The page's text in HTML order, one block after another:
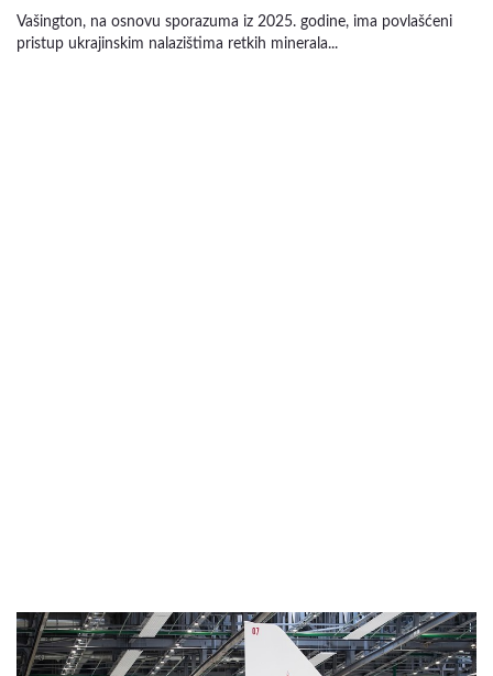
Vašington, na osnovu sporazuma iz 2025. godine, ima povlašćeni
pristup ukrajinskim nalazištima retkih minerala...